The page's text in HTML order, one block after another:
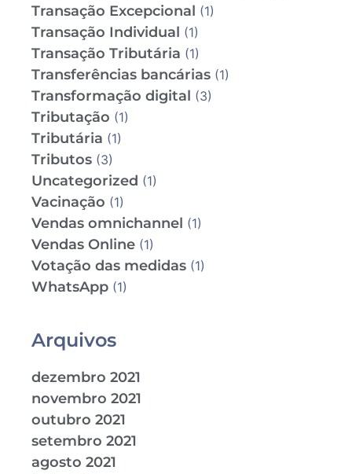
Transação Excepcional (1)
Transação Individual (1)
Transação Tributária (1)
Transferências bancárias (1)
Transformação digital (3)
Tributação (1)
Tributária (1)
Tributos (3)
Uncategorized (1)
Vacinação (1)
Vendas omnichannel (1)
Vendas Online (1)
Votação das medidas (1)
WhatsApp (1)
Arquivos
dezembro 2021
novembro 2021
outubro 2021
setembro 2021
agosto 2021